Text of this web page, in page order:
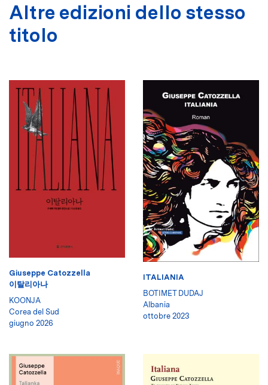
Altre edizioni dello stesso
titolo
Giuseppe Catozzella
이탈리아나
KOONJA
Corea del Sud
giugno 2026
ITALIANIA
BOTIMET DUDAJ
Albania
ottobre 2023